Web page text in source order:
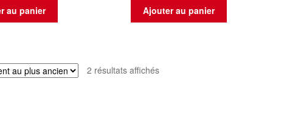
au panier Ajouter au panier
2 résultats affichésTrié